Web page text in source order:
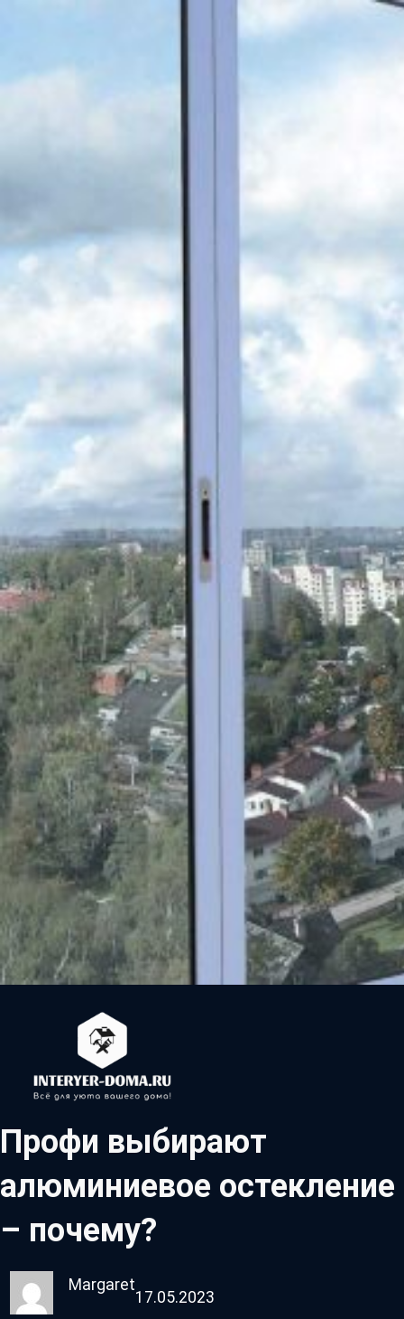
Профи выбирают
алюминиевое остекление
– почему?
Margaret
17.05.2023